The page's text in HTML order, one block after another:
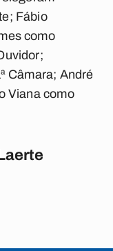
Fábio
como
Câmara; André
Viana como